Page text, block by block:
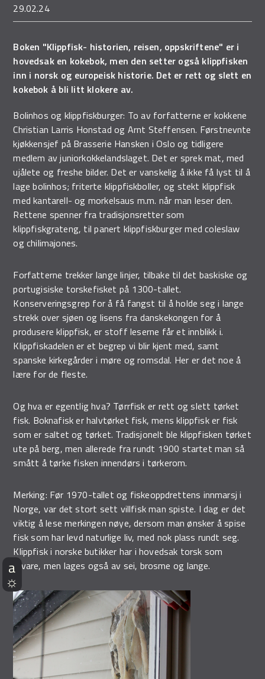
29.02.24
Boken "Klippfisk- historien, reisen, oppskriftene" er i
hovedsak en kokebok, men den setter også klippfisken
inn i norsk og europeisk historie. Det er rett og slett en
kokebok å bli litt klokere av.
Bolinhos og klippfiskburger: To av forfatterne er kokkene
Christian Larris Honstad og Arnt Steffensen. Førstnevnte
kjøkkensjef på Brasserie Hansken i Oslo og tidligere
medlem av juniorkokkelandslaget. Det er sprek mat, med
ujålete og freshe bilder. Det er vanskelig å ikke få lyst til å
lage bolinhos; friterte klippfiskboller, og stekt klippfisk
med kantarell- og morkelsaus m.m. når man leser den.
Rettene spenner fra tradisjonsretter som
klippfiskgrateng, til panert klippfiskburger med coleslaw
og chilimajones.
Forfatterne trekker lange linjer, tilbake til det baskiske og
portugisiske torskefisket på 1300-tallet.
Konserveringsgrep for å få fangst til å holde seg i lange
strekk over sjøen og lisens fra danskekongen for å
produsere klippfisk, er stoff leserne får et innblikk i.
Klippfiskadelen er et begrep vi blir kjent med, samt
spanske kirkegårder i møre og romsdal. Her er det noe å
lære for de fleste.
Og hva er egentlig hva? Tørrfisk er rett og slett tørket
fisk. Boknafisk er halvtørket fisk, mens klippfisk er fisk
som er saltet og tørket. Tradisjonelt ble klippfisken tørket
ute på berg, men allerede fra rundt 1900 startet man så
smått å tørke fisken innendørs i tørkerom.
Merking: Før 1970-tallet og fiskeoppdrettens innmarsj i
Norge, var det stort sett villfisk man spiste. I dag er det
viktig å lese merkingen nøye, dersom man ønsker å spise
fisk som har levd naturlige liv, med nok plass rundt seg.
Klippfisk i norske butikker har i hovedsak torsk som
råvare, men lages også av sei, brosme og lange.